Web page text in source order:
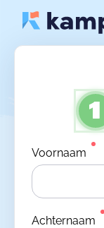
1
Voornaam
Achternaam